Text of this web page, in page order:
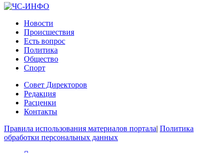
Новости
Происшествия
Есть вопрос
Политика
Общество
Спорт
Совет Директоров
Редакция
Расценки
Контакты
Правила использования материалов портала| Политика
обработки персональных данных